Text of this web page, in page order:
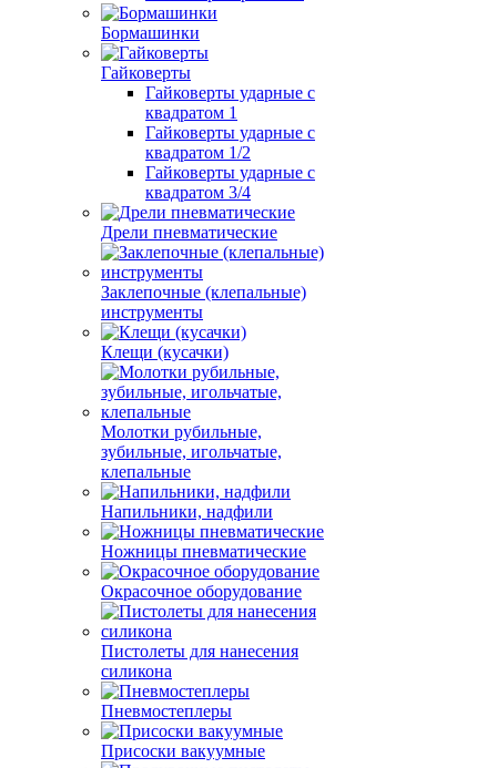
Бормашинки
Гайковерты
Гайковерты ударные с
квадратом 1
Гайковерты ударные с
квадратом 1/2
Гайковерты ударные с
квадратом 3/4
Дрели пневматические
Заклепочные (клепальные)
инструменты
Клещи (кусачки)
Молотки рубильные,
зубильные, игольчатые,
клепальные
Напильники, надфили
Ножницы пневматические
Окрасочное оборудование
Пистолеты для нанесения
силикона
Пневмостеплеры
Присоски вакуумные